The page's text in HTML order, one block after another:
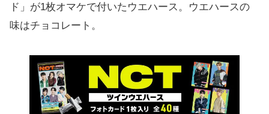
ド」が1枚オマケで付いたウエハース。ウエハースの
味はチョコレート。